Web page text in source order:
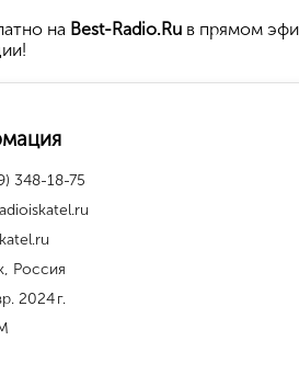
на Best-Radio.Ru в прямом
348-18-75
Россия
2024 г.